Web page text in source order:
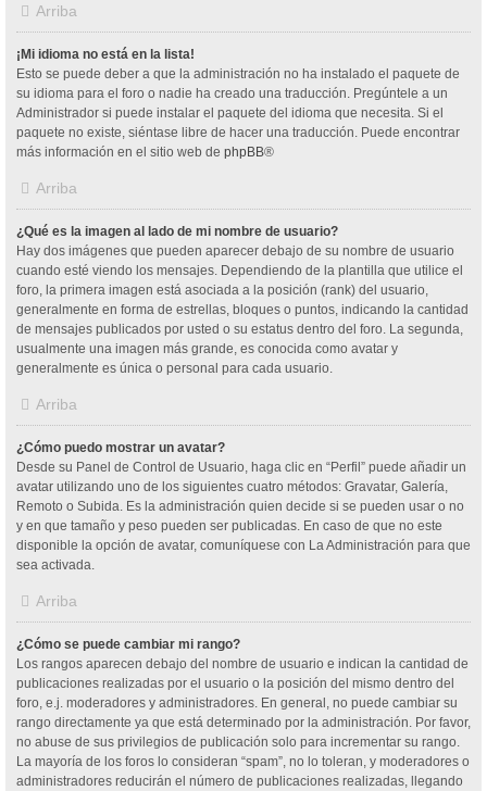
Arriba
¡Mi idioma no está en la lista!
Esto se puede deber a que la administración no ha instalado el paquete de
su idioma para el foro o nadie ha creado una traducción. Pregúntele a un
Administrador si puede instalar el paquete del idioma que necesita. Si el
paquete no existe, siéntase libre de hacer una traducción. Puede encontrar
más información en el sitio web de phpBB®
Arriba
¿Qué es la imagen al lado de mi nombre de usuario?
Hay dos imágenes que pueden aparecer debajo de su nombre de usuario
cuando esté viendo los mensajes. Dependiendo de la plantilla que utilice el
foro, la primera imagen está asociada a la posición (rank) del usuario,
generalmente en forma de estrellas, bloques o puntos, indicando la cantidad
de mensajes publicados por usted o su estatus dentro del foro. La segunda,
usualmente una imagen más grande, es conocida como avatar y
generalmente es única o personal para cada usuario.
Arriba
¿Cómo puedo mostrar un avatar?
Desde su Panel de Control de Usuario, haga clic en “Perfil” puede añadir un
avatar utilizando uno de los siguientes cuatro métodos: Gravatar, Galería,
Remoto o Subida. Es la administración quien decide si se pueden usar o no
y en que tamaño y peso pueden ser publicadas. En caso de que no este
disponible la opción de avatar, comuníquese con La Administración para que
sea activada.
Arriba
¿Cómo se puede cambiar mi rango?
Los rangos aparecen debajo del nombre de usuario e indican la cantidad de
publicaciones realizadas por el usuario o la posición del mismo dentro del
foro, e.j. moderadores y administradores. En general, no puede cambiar su
rango directamente ya que está determinado por la administración. Por favor,
no abuse de sus privilegios de publicación solo para incrementar su rango.
La mayoría de los foros lo consideran “spam”, no lo toleran, y moderadores o
administradores reducirán el número de publicaciones realizadas, llegando